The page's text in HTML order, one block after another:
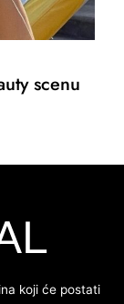
scenu
koji će postati